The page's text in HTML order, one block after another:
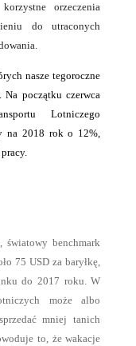
orzeczenia
do utraconych
nasze tegoroczne
Na początku czerwca
Lotniczego
na 2018 rok o 12%,
światowy benchmark
75 USD za baryłkę,
do 2017 roku. W
może albo
mniej tanich
to, że wakacje